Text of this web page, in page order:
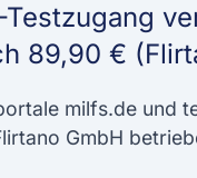
Testzugang
89,90 €
milfs.de und
GmbH